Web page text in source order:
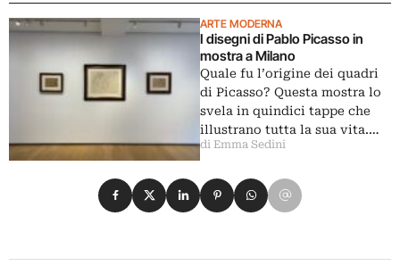
ARTE MODERNA
I disegni di Pablo Picasso in
mostra a Milano
Quale fu l’origine dei quadri
di Picasso? Questa mostra lo
svela in quindici tappe che
illustrano tutta la sua vita.…
di Emma Sedini
Condividi su Facebook
Condividi su X
Condividi su LinkedIn
Condividi su Pinterest
Condividi su WhatsApp
Condividi su Email